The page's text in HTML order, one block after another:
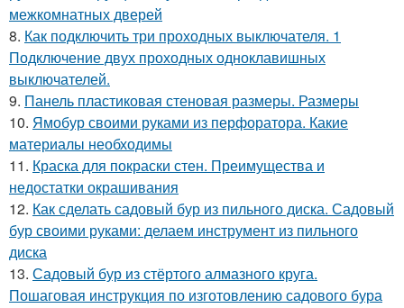
межкомнатных дверей
8. Как подключить три проходных выключателя. 1
Подключение двух проходных одноклавишных
выключателей.
9. Панель пластиковая стеновая размеры. Размеры
10. Ямобур своими руками из перфоратора. Какие
материалы необходимы
11. Краска для покраски стен. Преимущества и
недостатки окрашивания
12. Как сделать садовый бур из пильного диска. Садовый
бур своими руками: делаем инструмент из пильного
диска
13. Садовый бур из стёртого алмазного круга.
Пошаговая инструкция по изготовлению садового бура